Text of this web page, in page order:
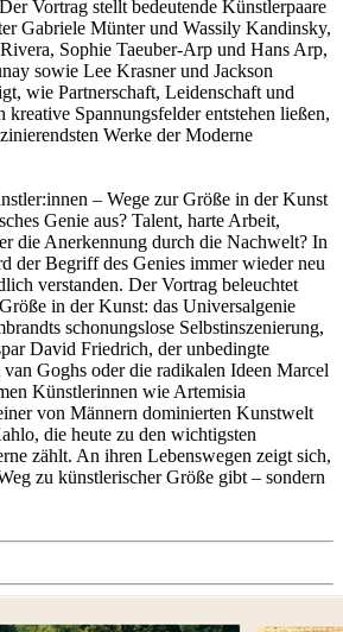
Vortrag stellt bedeutende Künstlerpaare
Gabriele Münter und Wassily Kandinsky,
Sophie Taeuber-Arp und Hans Arp,
sowie Lee Krasner und Jackson
wie Partnerschaft, Leidenschaft und
kreative Spannungsfelder entstehen ließen,
Werke der Moderne
– Wege zur Größe in der Kunst
Genie aus? Talent, harte Arbeit,
die Anerkennung durch die Nachwelt? In
der Begriff des Genies immer wieder neu
verstanden. Der Vortrag beleuchtet
in der Kunst: das Universalgenie
schonungslose Selbstinszenierung,
David Friedrich, der unbedingte
Goghs oder die radikalen Ideen Marcel
Künstlerinnen wie Artemisia
von Männern dominierten Kunstwelt
die heute zu den wichtigsten
zählt. An ihren Lebenswegen zeigt sich,
zu künstlerischer Größe gibt – sondern